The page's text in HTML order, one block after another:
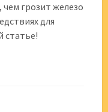
грозит железо
для
статье!